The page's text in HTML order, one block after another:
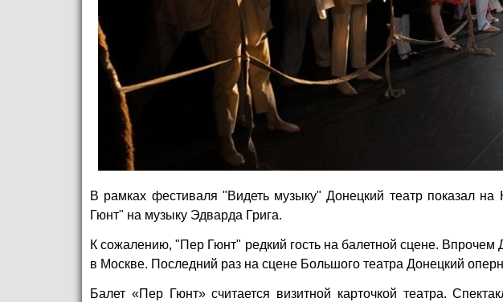
В рамках фестиваля "Видеть музыку" Донецкий театр показал
Гюнт" на музыку Эдварда Грига.
К сожалению, "Пер Гюнт" редкий гость на балетной сцене. Впрочем
в Москве. Последний раз на сцене Большого театра Донецкий
Балет «Пер Гюнт» считается визитной карточкой театра.